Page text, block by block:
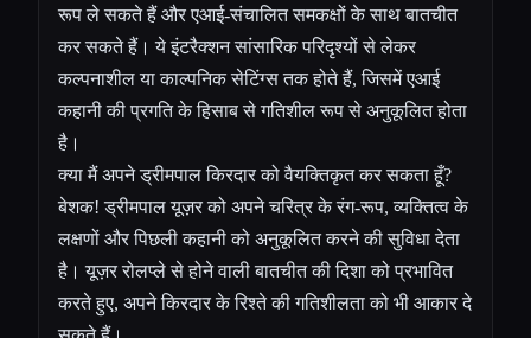
रूप ले सकते हैं और एआई-संचालित समकक्षों के साथ बातचीत
कर सकते हैं। ये इंटरैक्शन सांसारिक परिदृश्यों से लेकर
कल्पनाशील या काल्पनिक सेटिंग्स तक होते हैं, जिसमें एआई
कहानी की प्रगति के हिसाब से गतिशील रूप से अनुकूलित होता
है।
क्या मैं अपने ड्रीमपाल किरदार को वैयक्तिकृत कर सकता हूँ?
बेशक! ड्रीमपाल यूज़र को अपने चरित्र के रंग-रूप, व्यक्तित्व के
लक्षणों और पिछली कहानी को अनुकूलित करने की सुविधा देता
है। यूज़र रोलप्ले से होने वाली बातचीत की दिशा को प्रभावित
करते हुए, अपने किरदार के रिश्ते की गतिशीलता को भी आकार दे